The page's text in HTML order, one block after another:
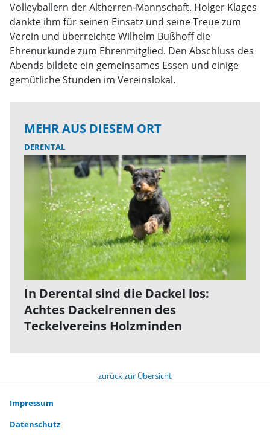
Volleyballern der Altherren-Mannschaft. Holger Klages
dankte ihm für seinen Einsatz und seine Treue zum
Verein und überreichte Wilhelm Bußhoff die
Ehrenurkunde zum Ehrenmitglied. Den Abschluss des
Abends bildete ein gemeinsames Essen und einige
gemütliche Stunden im Vereinslokal.
MEHR AUS DIESEM ORT
DERENTAL
In Derental sind die Dackel los:
Achtes Dackelrennen des
Teckelvereins Holzminden
zurück zur Übersicht
Impressum
Datenschutz